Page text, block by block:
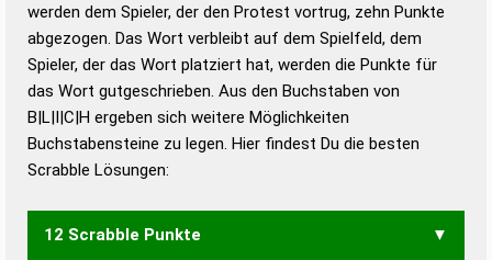
Duden – Standardwerk in 12 Bänden
Duden – Richtiges und gutes
Deutsch
Duden – Die deutsche Grammatik
Duden – Deutsches
werden dem Spieler, der den Protest vortrug, zehn Punkte
abgezogen. Das Wort verbleibt auf dem Spielfeld, dem
Spieler, der das Wort platziert hat, werden die Punkte für
das Wort gutgeschrieben. Aus den Buchstaben von
B|L|I|C|H ergeben sich weitere Möglichkeiten
Buchstabensteine zu legen. Hier findest Du die besten
Scrabble Lösungen:
12 Scrabble Punkte